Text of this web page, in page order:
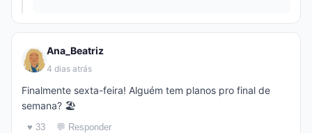
Ana_Beatriz
4 dias atrás
Finalmente sexta-feira! Alguém tem planos pro final de
semana? 🏖️
♥ 33 💬 Responder